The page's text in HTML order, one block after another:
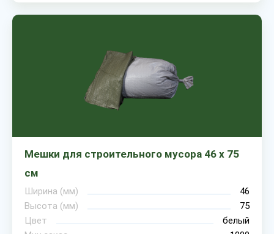
Мешки для строительного мусора 46 х 75
см
Ширина (мм)
46
Высота (мм)
75
Цвет
белый